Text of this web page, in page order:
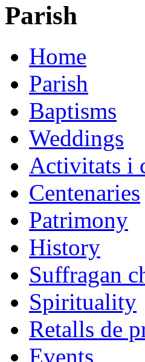
Parish
Home
Parish
Baptisms
Weddings
Activitats i
Centenaries
Patrimony
History
Suffragan
Spirituality
Retalls de
Events